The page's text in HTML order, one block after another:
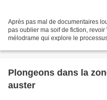
Après pas mal de documentaires
pas oublier ma soif de fiction,
mélodrame qui explore le
Plongeons dans la
auster